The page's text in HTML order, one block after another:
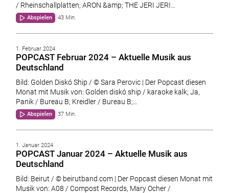
/ Rheinschallplatten; ARON &amp; THE JERI JERI…
Abspielen 43 Min.
1. Februar 2024
POPCAST Februar 2024 – Aktuelle Musik aus
Deutschland
Bild: Golden Diskó Ship / © Sara Perovic | Der Popcast diesen
Monat mit Musik von: Golden diskó ship / karaoke kalk; Ja,
Panik / Bureau B; Kreidler / Bureau B;…
Abspielen 37 Min.
1. Januar 2024
POPCAST Januar 2024 – Aktuelle Musik aus
Deutschland
Bild: Beirut / © beirutband.com | Der Popcast diesen Monat mit
Musik von: A08 / Compost Records, Mary Ocher /